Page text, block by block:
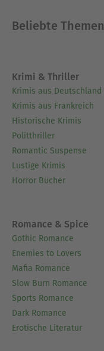
Beliebte Themen
Krimi & Thriller
Krimis aus Deutschland
Krimis aus Frankreich
Historische Krimis
Politthriller
Romantic Suspense
Lustige Krimis
Horror Bücher
Romance & Spice
Gothic Romance
Enemies to Lovers
Mafia Romance
Slow Burn Romance
Sports Romance
Dark Romance
Erotische Literatur